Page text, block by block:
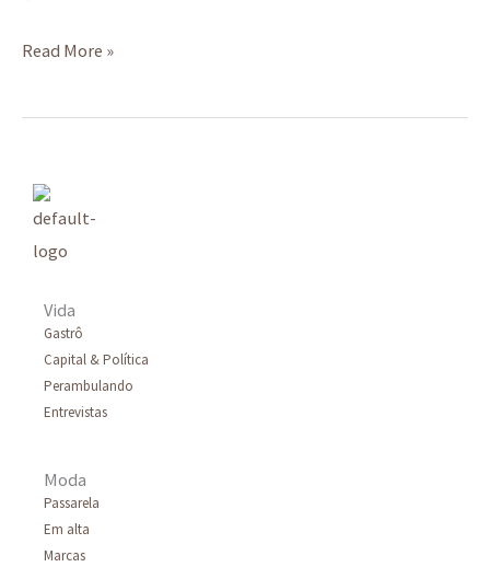
Read More »
Vida
Gastrô
Capital & Política
Perambulando
Entrevistas
Moda
Passarela
Em alta
Marcas